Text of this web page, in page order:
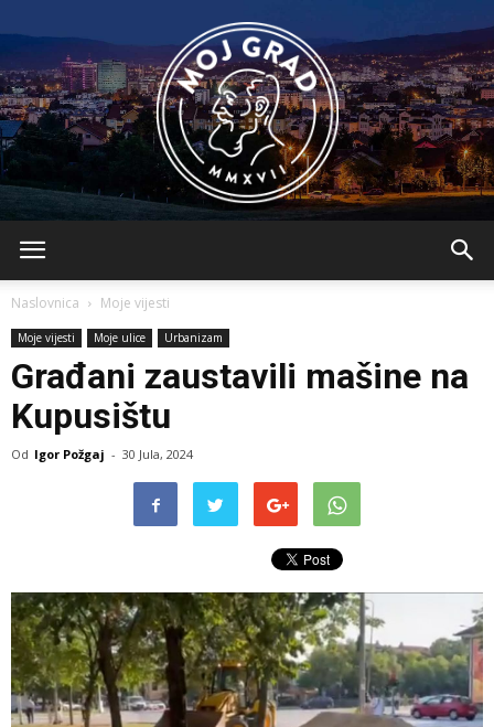
Naslovnica Moje vijesti
Moje vijesti Moje ulice Urbanizam
Građani zaustavili mašine na
Kupusištu
Od Igor Požgaj - 30 Jula, 2024